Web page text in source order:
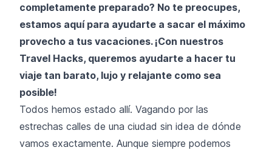
completamente preparado? No te preocupes,
estamos aquí para ayudarte a sacar el máximo
provecho a tus vacaciones. ¡Con nuestros
Travel Hacks, queremos ayudarte a hacer tu
viaje tan barato, lujo y relajante como sea
posible!
Todos hemos estado allí. Vagando por las
estrechas calles de una ciudad sin idea de dónde
vamos exactamente. Aunque siempre podemos